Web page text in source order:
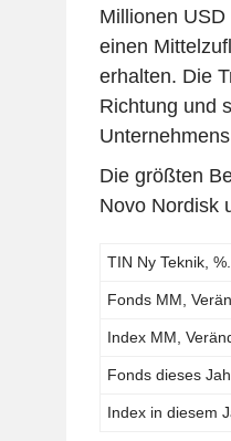
Millionen
einen
erhalten. Die
Richtung und
Die größten
Novo Nordisk
TIN Ny Teknik, %.
Fonds MM,
Index MM,
Fonds dieses
Index in diesem